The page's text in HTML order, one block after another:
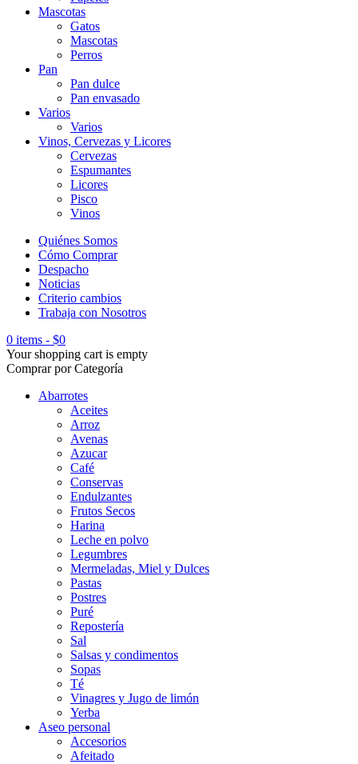
Mascotas
Gatos
Mascotas
Perros
Pan
Pan dulce
Pan envasado
Varios
Varios
Vinos, Cervezas y Licores
Cervezas
Espumantes
Licores
Pisco
Vinos
Quiénes Somos
Cómo Comprar
Despacho
Noticias
Criterio cambios
Trabaja con Nosotros
0 items - $0
Your shopping cart is empty
Comprar por Categoría
Abarrotes
Aceites
Arroz
Avenas
Azucar
Café
Conservas
Endulzantes
Frutos Secos
Harina
Leche en polvo
Legumbres
Mermeladas, Miel y Dulces
Pastas
Postres
Puré
Repostería
Sal
Salsas y condimentos
Sopas
Té
Vinagres y Jugo de limón
Yerba
Aseo personal
Accesorios
Afeitado